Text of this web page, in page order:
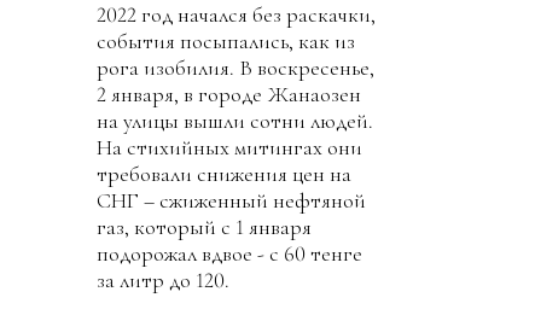
2022 год начался без раскачки,
события посыпались, как из
рога изобилия. В воскресенье,
2 января, в городе Жанаозен
на улицы вышли сотни людей.
На стихийных митингах они
требовали снижения цен на
СНГ – сжиженный нефтяной
газ, который с 1 января
подорожал вдвое - с 60 тенге
за литр до 120.